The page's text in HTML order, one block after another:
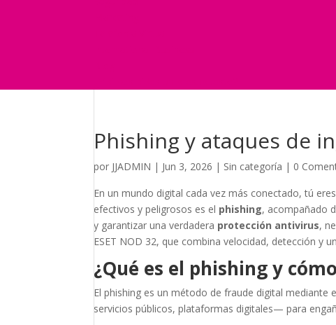
Phishing y ataques de
por JJADMIN | Jun 3, 2026 | Sin categoría | 0
En un mundo digital cada vez más conectado, tú
efectivos y peligrosos es el phishing, acompañado
y garantizar una verdadera protección antivirus,
ESET NOD 32, que combina velocidad, detección y
¿Qué es el phishing y
El phishing es un método de fraude digital
servicios públicos, plataformas digitales— para